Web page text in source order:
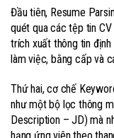
Đầu tiên, Resume
quét qua các tệp tin CV
trích xuất thông tin
làm việc, bằng cấp và
Thứ hai, cơ chế
như một bộ lọc thông
Description – JD) mà